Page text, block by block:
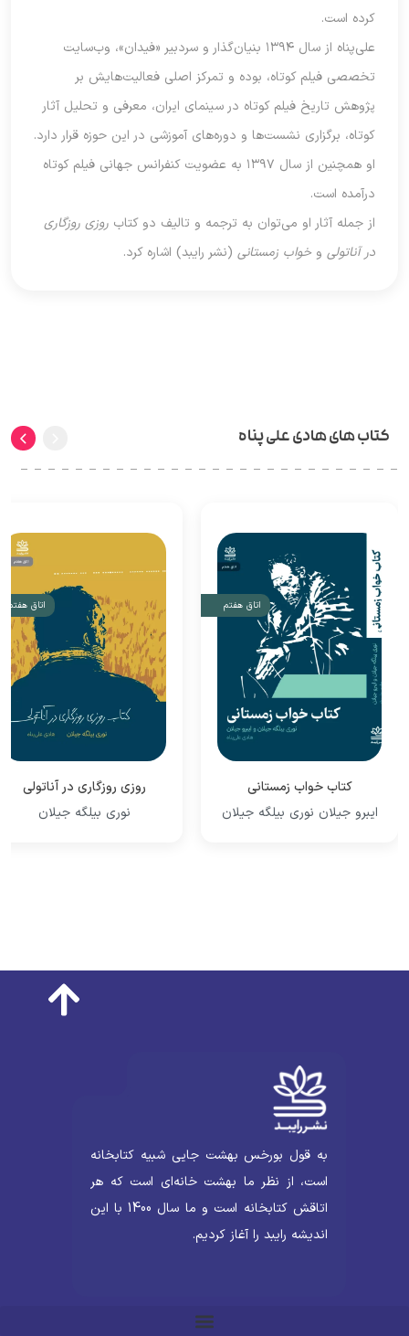
کرده است.
علی‌پناه از سال ۱۳۹۴ بنیان‌گذار و سردبیر «فیدان»، وب‌سایت
تخصصی فیلم کوتاه، بوده و تمرکز اصلی فعالیت‌هایش بر
پژوهش تاریخ فیلم کوتاه در سینمای ایران، معرفی و تحلیل آثار
کوتاه، برگزاری نشست‌ها و دوره‌های آموزشی در این حوزه قرار دارد.
او همچنین از سال ۱۳۹۷ به عضویت کنفرانس جهانی فیلم کوتاه
درآمده است.
از جمله آثار او می‌توان به ترجمه و تالیف دو کتابروزی روزگاری
در آناتولیو خواب زمستانی(نشر رایبد) اشاره کرد.
کتاب های هادی علی پناه
اتاق هفتم
کتاب خواب زمستانی
ایبرو جیلان نوری بیلگه جیلان
اتاق هفتم
روزی روزگاری در آناتولی
نوری بیلگه جیلان
به قول بورخس بهشت جایی شبیه کتابخانه
است، از نظر ما بهشت خانه‌ای است که هر
اتاقش کتابخانه است و ما سال 1400 با این
اندیشه رایبد را آغاز کردیم.